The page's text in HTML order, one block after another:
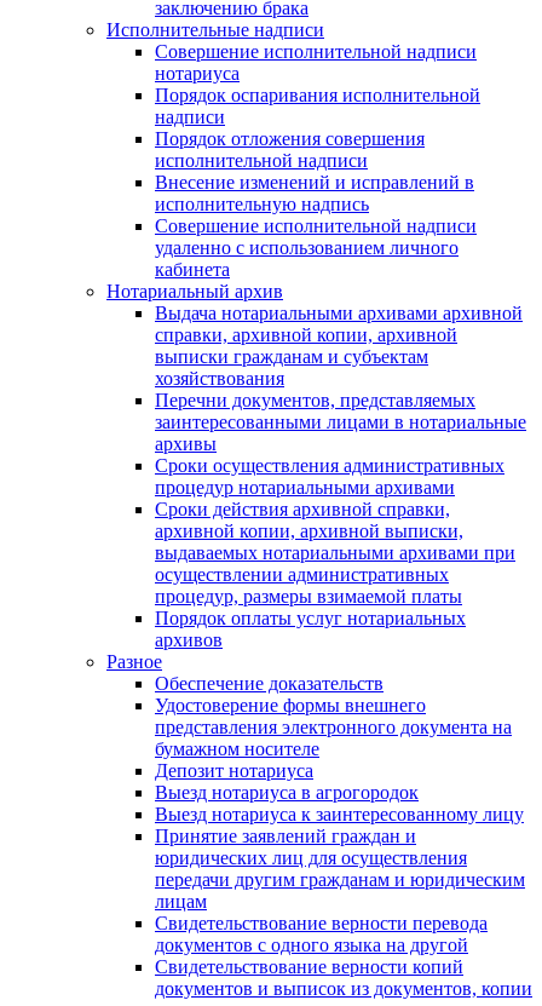
заключению брака
Исполнительные надписи
Совершение исполнительной надписи
нотариуса
Порядок оспаривания исполнительной
надписи
Порядок отложения совершения
исполнительной надписи
Внесение изменений и исправлений в
исполнительную надпись
Совершение исполнительной надписи
удаленно с использованием личного
кабинета
Нотариальный архив
Выдача нотариальными архивами архивной
справки, архивной копии, архивной
выписки гражданам и субъектам
хозяйствования
Перечни документов, представляемых
заинтересованными лицами в нотариальные
архивы
Сроки осуществления административных
процедур нотариальными архивами
Сроки действия архивной справки,
архивной копии, архивной выписки,
выдаваемых нотариальными архивами при
осуществлении административных
процедур, размеры взимаемой платы
Порядок оплаты услуг нотариальных
архивов
Разное
Обеспечение доказательств
Удостоверение формы внешнего
представления электронного документа на
бумажном носителе
Депозит нотариуса
Выезд нотариуса в агрогородок
Выезд нотариуса к заинтересованному лицу
Принятие заявлений граждан и
юридических лиц для осуществления
передачи другим гражданам и юридическим
лицам
Свидетельствование верности перевода
документов с одного языка на другой
Свидетельствование верности копий
документов и выписок из документов, копии